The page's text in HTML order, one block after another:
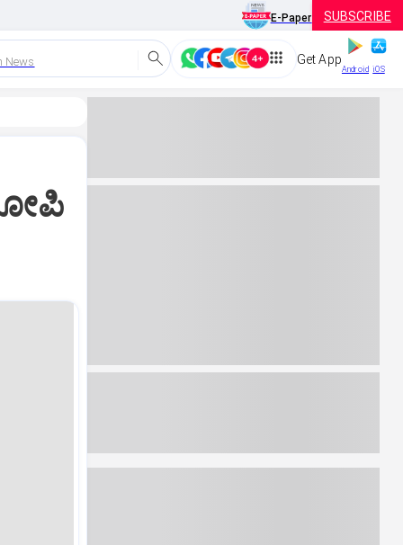
E-Paper SUBSCRIBE
News Get App
Android iOS